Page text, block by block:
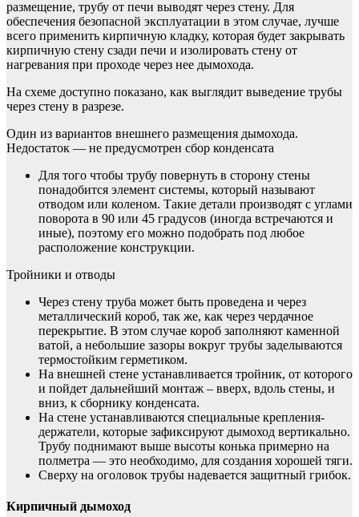
размещение, трубу от печи выводят через стену. Для
обеспечения безопасной эксплуатации в этом случае, лучше
всего применить кирпичную кладку, которая будет закрывать
кирпичную стену сзади печи и изолировать стену от
нагревания при проходе через нее дымохода.
На схеме доступно показано, как выглядит выведение трубы
через стену в разрезе.
Один из вариантов внешнего размещения дымохода.
Недостаток — не предусмотрен сбор конденсата
Для того чтобы трубу повернуть в сторону стены
понадобится элемент системы, который называют
отводом или коленом. Такие детали производят с углами
поворота в 90 или 45 градусов (иногда встречаются и
иные), поэтому его можно подобрать под любое
расположение конструкции.
Тройники и отводы
Через стену труба может быть проведена и через
металлический короб, так же, как через чердачное
перекрытие. В этом случае короб заполняют каменной
ватой, а небольшие зазоры вокруг трубы заделываются
термостойким герметиком.
На внешней стене устанавливается тройник, от которого
и пойдет дальнейший монтаж – вверх, вдоль стены, и
вниз, к сборнику конденсата.
На стене устанавливаются специальные крепления-
держатели, которые зафиксируют дымоход вертикально.
Трубу поднимают выше высоты конька примерно на
полметра — это необходимо, для создания хорошей тяги.
Сверху на оголовок трубы надевается защитный грибок.
Кирпичный дымоход